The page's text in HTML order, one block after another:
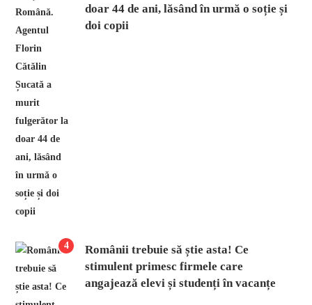
doar 44 de ani, lăsând în urmă o soție și
doi copii
4
Românii trebuie să știe asta! Ce
stimulent primesc firmele care
angajează elevi și studenți în vacanțe